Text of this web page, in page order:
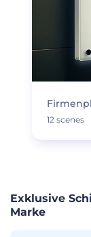
12 scenes
Exklusive
Marke